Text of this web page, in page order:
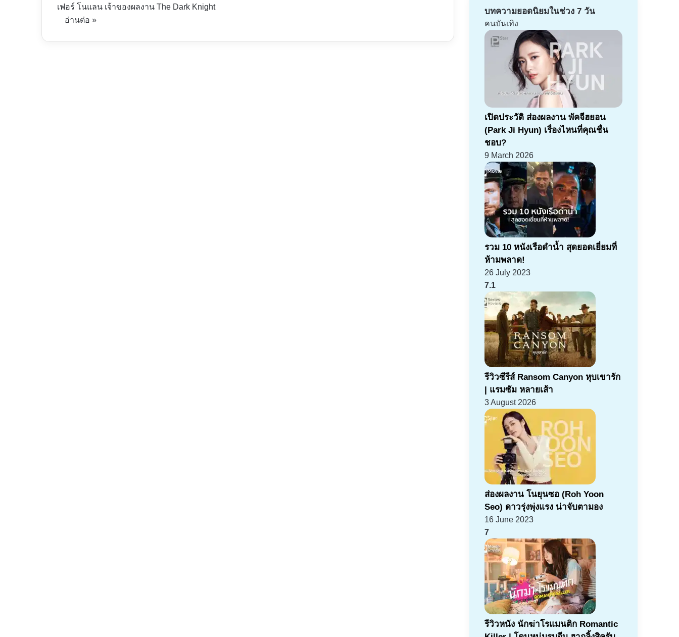
เฟอร์ โนแลน เจ้าของผลงาน The Dark Knight
อ่านต่อ »
บทความยอดนิยมในช่วง 7 วัน
คนบันเทิง
เปิดประวัติ ส่องผลงาน พัคจีฮยอน
(Park Ji Hyun) เรื่องไหนที่คุณชื่น
ชอบ?
9 March 2026
รวม 10 หนังเรือดำน้ำ สุดยอดเยี่ยมที่
ห้ามพลาด!
26 July 2023
7.1
รีวิวซีรีส์ Ransom Canyon หุบเขารัก
| แรมซัม หลายเส้า
3 August 2026
ส่องผลงาน โนยุนซอ (Roh Yoon
Seo) ดาวรุ่งพุ่งแรง น่าจับตามอง
16 June 2023
7
รีวิวหนัง นักฆ่าโรแมนติก Romantic